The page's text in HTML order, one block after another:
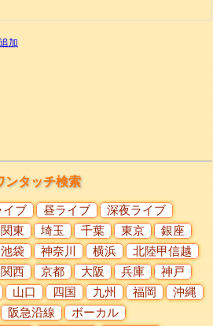
追加
ンタッチ検索
イブ 昼ライブ
深夜ライブ
関東 埼玉 千葉 東京
銀座
池袋 神奈川 横浜
北陸甲信越
関西 京都 大阪 兵庫
神戸
山口 四国 九州 福岡
沖縄
阪急沿線
ボーカル